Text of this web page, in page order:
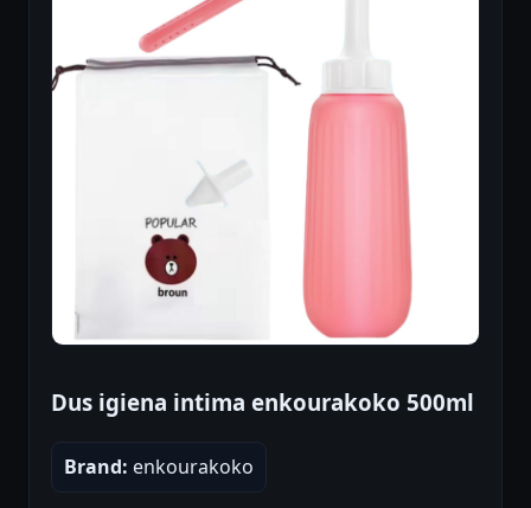
Dus igiena intima enkourakoko 500ml
Brand: enkourakoko